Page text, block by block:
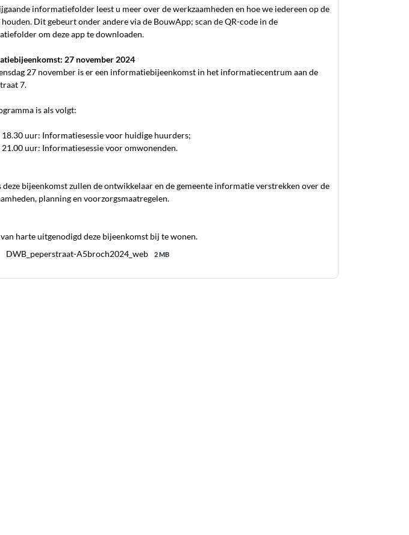
informatiefolder leest u meer over de werkzaamheden en hoe we iedereen op de
houden. Dit gebeurt onder andere via de BouwApp; scan de QR-code in de
om deze app te downloaden.
27 november 2024
27 november is er een informatiebijeenkomst in het informatiecentrum aan de
7.
is als volgt:
18.30 uur: Informatiesessie voor huidige huurders;
21.00 uur: Informatiesessie voor omwonenden.
deze bijeenkomst zullen de ontwikkelaar en de gemeente informatie verstrekken over de
planning en voorzorgsmaatregelen.
harte uitgenodigd deze bijeenkomst bij te wonen.
DWB_peperstraat-A5broch2024_web 2 MB